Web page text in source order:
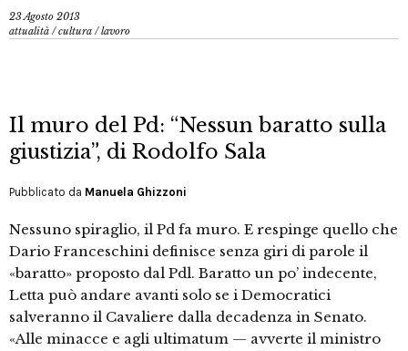
23 Agosto 2013
attualità /cultura /lavoro
Il muro del Pd: “Nessun baratto sulla
giustizia”, di Rodolfo Sala
Pubblicato da Manuela Ghizzoni
Nessuno spiraglio, il Pd fa muro. E respinge quello che
Dario Franceschini definisce senza giri di parole il
«baratto» proposto dal Pdl. Baratto un po’ indecente,
Letta può andare avanti solo se i Democratici
salveranno il Cavaliere dalla decadenza in Senato.
«Alle minacce e agli ultimatum — avverte il ministro